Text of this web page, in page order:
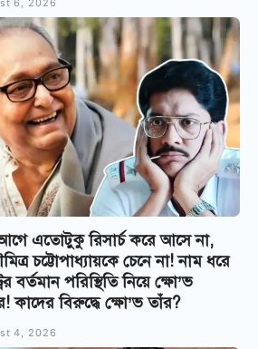
এতোটুকু রিসার্চ করে আসে না,
চট্টোপাধ্যায়কে চেনে না! নাম ধরে
বর্তমান পরিস্থিতি নিয়ে ক্ষো’ভ
কাদের বিরুদ্ধে ক্ষো’ভ তাঁর?
4, 2026